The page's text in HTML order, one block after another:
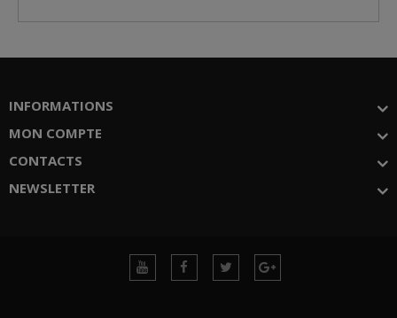
INFORMATIONS
MON COMPTE
CONTACTS
NEWSLETTER